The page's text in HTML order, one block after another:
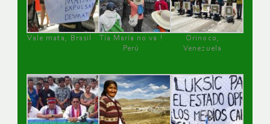
Vale mata, Brasil
Tía María no va !
Perú
Orinoco,
Venezuela